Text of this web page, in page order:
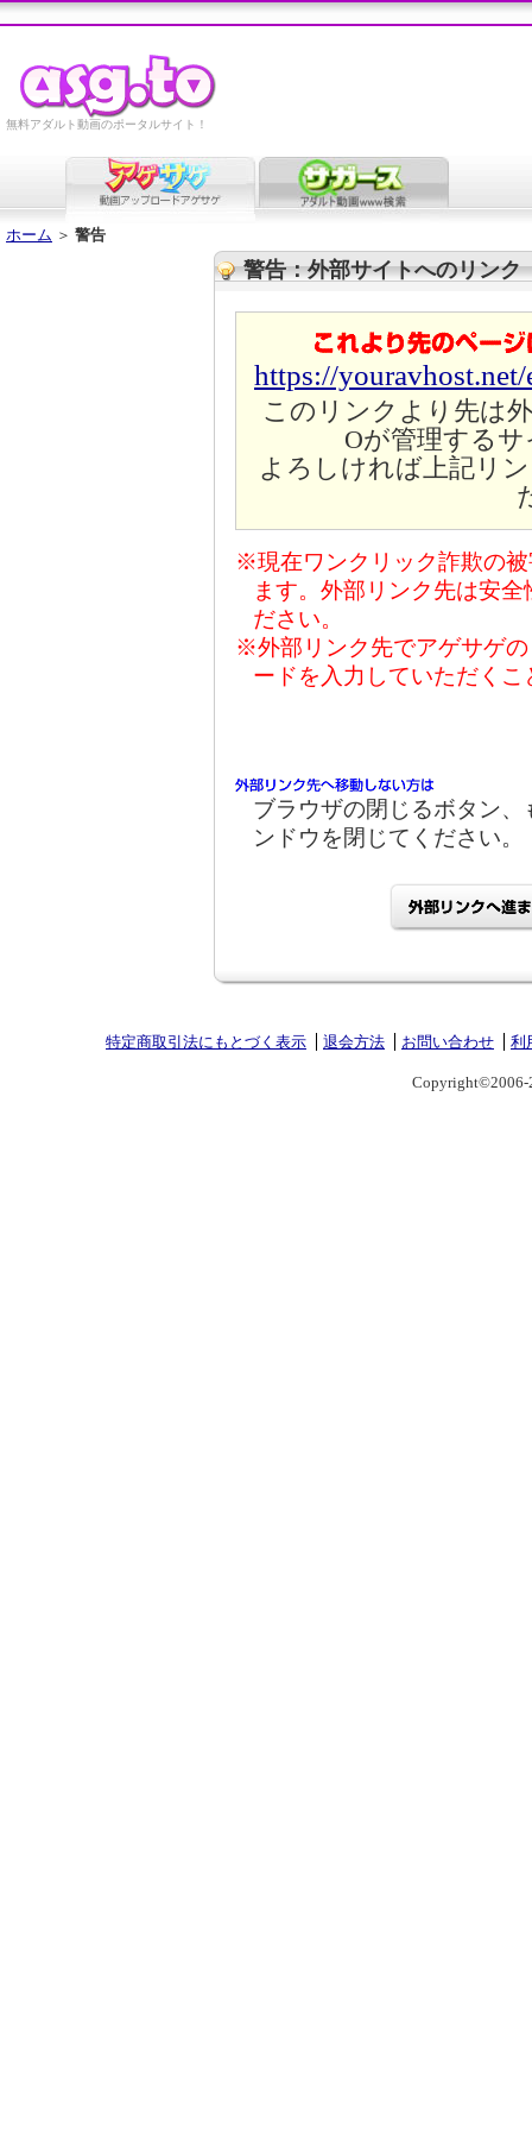
無料アダルト動画のポータルサイト！
ホーム ＞ 警告
警告：外部サイトへのリンク
https://
このリンクより先は
Oが管理する
よろしければ上記リ
※現在ワンクリック詐欺の
ます。外部リンク先は安
ださい。
※外部リンク先でアゲサゲ
ードを入力していただく
ブラウザの閉じるボタン
ンドウを閉じてください。
特定商取引法にもとづく表示 退会方法 お問い合わせ 利
Copyright©2006-